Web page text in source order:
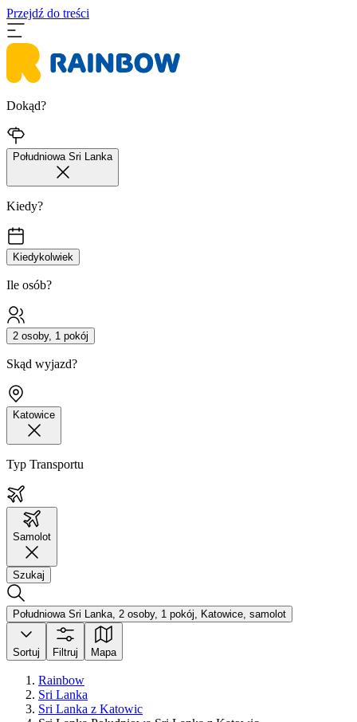
Przejdź do treści
Dokąd?
Południowa Sri Lanka
Kiedy?
Kiedykolwiek
Ile osób?
2 osoby, 1 pokój
Skąd wyjazd?
Katowice
Typ Transportu
Samolot
Szukaj
Południowa Sri Lanka, 2 osoby, 1 pokój, Katowice, samolot
Sortuj Filtruj Mapa
Rainbow
Sri Lanka
Sri Lanka z Katowic